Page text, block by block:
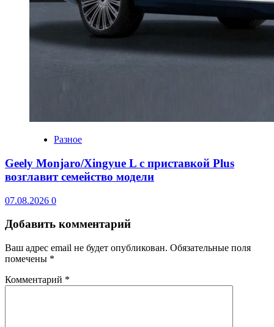
Разное
Geely Monjaro/Xingyue L с приставкой Plus
возглавит семейство модели
07.08.2026 0
Добавить комментарий
Ваш адрес email не будет опубликован. Обязательные поля
помечены *
Комментарий *